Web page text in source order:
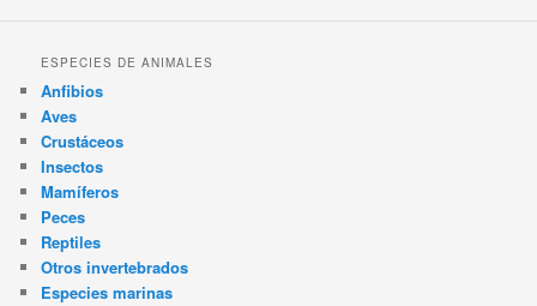
ESPECIES DE ANIMALES
Anfibios
Aves
Crustáceos
Insectos
Mamíferos
Peces
Reptiles
Otros invertebrados
Especies marinas